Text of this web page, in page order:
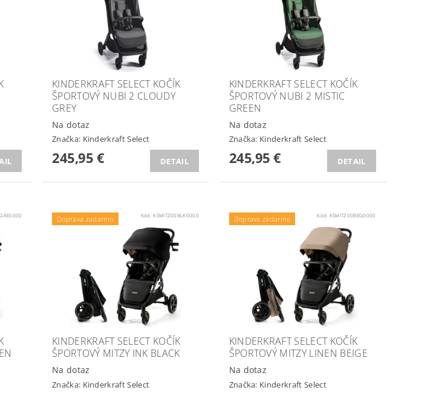
KINDERKRAFT SELECT KOČÍK
ŠPORTOVÝ NUBI 2 CLOUDY
GREY
Na dotaz
Značka: Kinderkraft Select
245,95 € DETAIL
KINDERKRAFT SELECT KOČÍK
ŠPORTOVÝ NUBI 2 MISTIC
GREEN
Na dotaz
Značka: Kinderkraft Select
245,95 € DETAIL
Doprava zadarmo Kód:KSMITZ00BLK0000
KINDERKRAFT SELECT KOČÍK
ŠPORTOVÝ MITZY INK BLACK
Na dotaz
Značka: Kinderkraft Select
Doprava zadarmo Kód: KSMITZ00BEG0000
KINDERKRAFT SELECT KOČÍK
ŠPORTOVÝ MITZY LINEN BEIGE
Na dotaz
Značka: Kinderkraft Select